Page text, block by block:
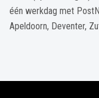
één werkdag met
Apeldoorn, Deventer,